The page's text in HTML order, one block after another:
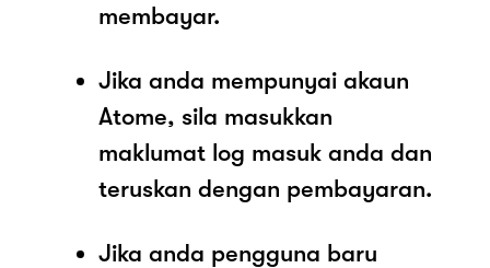
membayar.
Jika anda mempunyai akaun
Atome, sila masukkan
maklumat log masuk anda dan
teruskan dengan pembayaran.
Jika anda pengguna baru